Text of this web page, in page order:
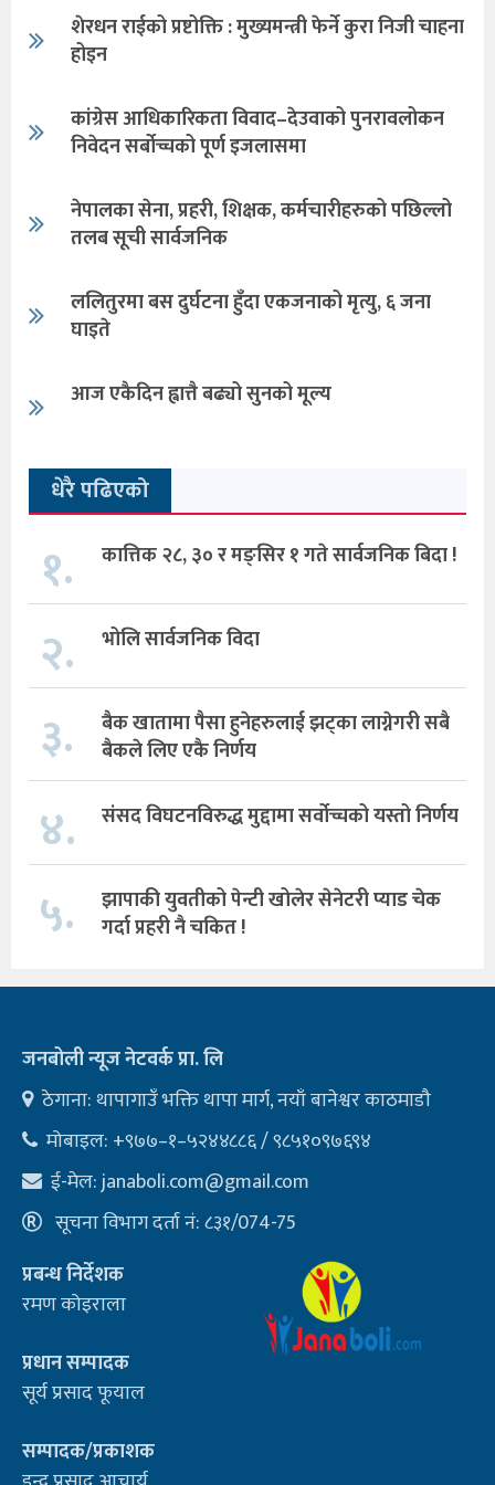
शेरधन राईको प्रष्टोक्ति : मुख्यमन्त्री फेर्ने कुरा निजी चाहना
होइन
कांग्रेस आधिकारिकता विवाद–देउवाको पुनरावलोकन
निवेदन सर्बोच्चको पूर्ण इजलासमा
नेपालका सेना, प्रहरी, शिक्षक, कर्मचारीहरुको पछिल्लो
तलब सूची सार्वजनिक
ललितुरमा बस दुर्घटना हुँदा एकजनाको मृत्यु, ६ जना
घाइते
आज एकैदिन ह्वात्तै बढ्यो सुनको मूल्य
धेरै पढिएको
१. कात्तिक २८, ३० र मङ्सिर १ गते सार्वजनिक बिदा !
२. भोलि सार्वजनिक विदा
३.
बैक खातामा पैसा हुनेहरुलाई झट्का लाग्नेगरी सबै
बैकले लिए एकै निर्णय
४. संसद विघटनविरुद्ध मुद्दामा सर्वोच्चको यस्तो निर्णय
५.
झापाकी युवतीको पेन्टी खोलेर सेनेटरी प्याड चेक
गर्दा प्रहरी नै चकित !
जनबोली न्यूज नेटवर्क प्रा. लि
ठेगाना: थापागाउँ भक्ति थापा मार्ग, नयाँ बानेश्वर काठमाडौ
मोबाइल: +९७७–१–५२४४८८६ / ९८५१०९७६९४
ई-मेल:janaboli.com@gmail.com
सूचना विभाग दर्ता नं: ८३१/074-75
प्रबन्ध निर्देशक
रमण कोइराला
प्रधान सम्पादक
सूर्य प्रसाद फूयाल
सम्पादक/प्रकाशक